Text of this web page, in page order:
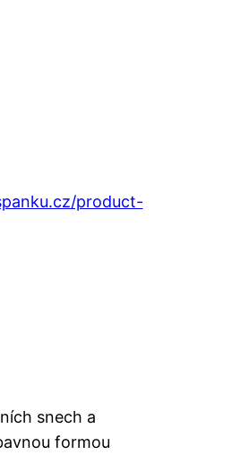
product-
snech a
formou